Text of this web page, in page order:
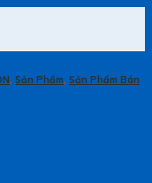
, Sản Phẩm, Sản Phẩm Bán